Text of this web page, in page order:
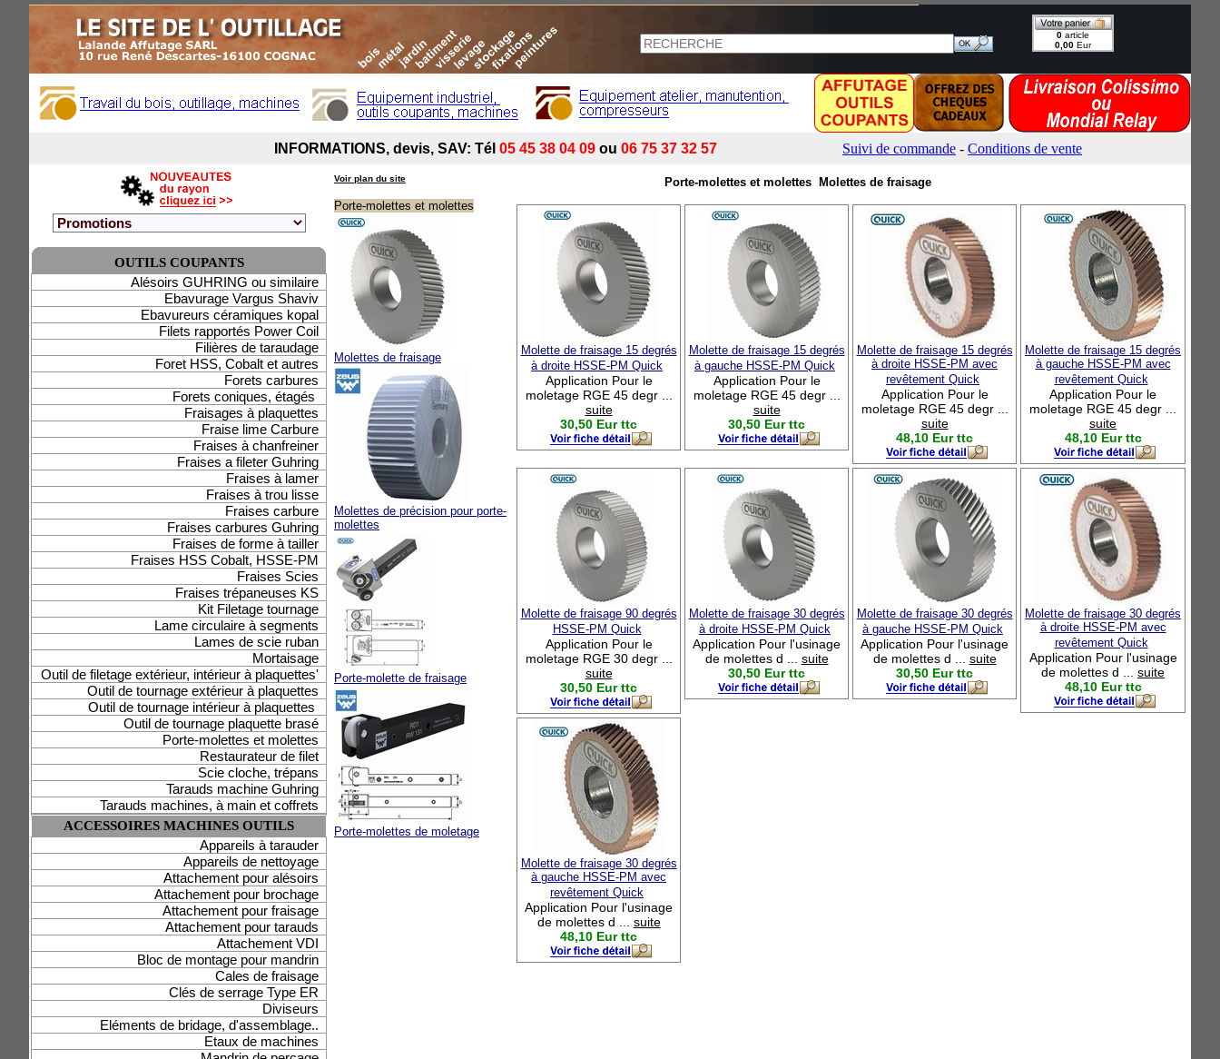
OUTILS COUPANTS
Alésoirs GUHRING ou similaire
Ebavurage Vargus Shaviv
Ebavureurs céramiques kopal
Filets rapportés Power Coil
Filières de taraudage
Foret HSS, Cobalt et autres
Forets carbures
Forets coniques, étagés
Fraisages à plaquettes
Fraise lime Carbure
Fraises à chanfreiner
Fraises a fileter Guhring
Fraises à lamer
Fraises à trou lisse
Fraises carbure
Fraises carbures Guhring
Fraises de forme à tailler
Fraises HSS Cobalt, HSSE-PM
Fraises Scies
Fraises trépaneuses KS
Kit Filetage tournage
Lame circulaire à segments
Lames de scie ruban
Mortaisage
Outil de filetage extérieur, intérieur à plaquettes'
Outil de tournage extérieur à plaquettes
Outil de tournage intérieur à plaquettes
Outil de tournage plaquette brasé
Porte-molettes et molettes
Restaurateur de filet
Scie cloche, trépans
Tarauds machine Guhring
Tarauds machines, à main et coffrets
ACCESSOIRES MACHINES OUTILS
Appareils à tarauder
Appareils de nettoyage
Attachement pour alésoirs
Attachement pour brochage
Attachement pour fraisage
Attachement pour tarauds
Attachement VDI
Bloc de montage pour mandrin
Cales de fraisage
Clés de serrage Type ER
Diviseurs
Eléments de bridage, d'assemblage..
Etaux de machines
Voir plan du site Porte-molettes et molettes
Molettes de fraisage
Porte-molettes et molettes
Molettes de fraisage
Molettes de précision pour porte-
molettes
Porte-molette de fraisage
Porte-molettes de moletage
Molette de fraisage 15 degrés
à droite HSSE-PM Quick
Application Pour le
moletage RGE 45 degr ...
suite
30,50 Eur ttc
Molette de fraisage 15 degrés
à gauche HSSE-PM Quick
Application Pour le
moletage RGE 45 degr ...
suite
30,50 Eur ttc
Molette de fraisage 15 degrés
à droite HSSE-PM avec
revêtement Quick
Application Pour le
moletage RGE 45 degr ...
suite
48,10 Eur ttc
Molette de fraisage 15 degrés
à gauche HSSE-PM avec
revêtement Quick
Application Pour le
moletage RGE 45 degr ...
suite
48,10 Eur ttc
Molette de fraisage 90 degrés
HSSE-PM Quick
Application Pour le
moletage RGE 30 degr ...
suite
30,50 Eur ttc
Molette de fraisage 30 degrés
à droite HSSE-PM Quick
Application Pour l'usinage
de molettes d ... suite
30,50 Eur ttc
Molette de fraisage 30 degrés
à gauche HSSE-PM Quick
Application Pour l'usinage
de molettes d ... suite
30,50 Eur ttc
Molette de fraisage 30 degrés
à droite HSSE-PM avec
revêtement Quick
Application Pour l'usinage
de molettes d ... suite
48,10 Eur ttc
Molette de fraisage 30 degrés
à gauche HSSE-PM avec
revêtement Quick
Application Pour l'usinage
de molettes d ... suite
48,10 Eur ttc